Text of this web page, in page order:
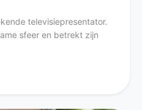
televisiepresentator.
sfeer en betrekt zijn